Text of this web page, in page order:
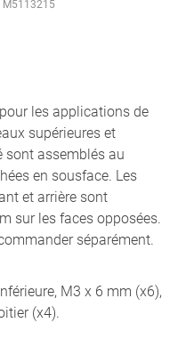
M5113215
les applications de
supérieures et
sont assemblés au
en sousface. Les
et arrière sont
sur les faces opposées.
séparément.
M3 x 6 mm (x6),
(x4).